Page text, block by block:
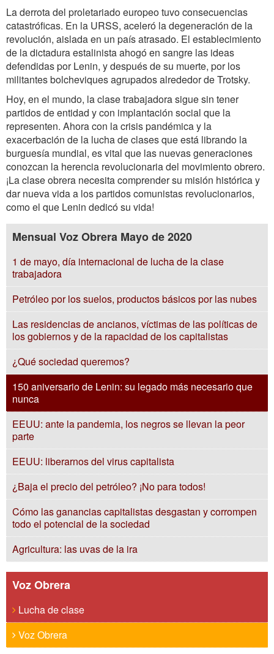
La derrota del proletariado europeo tuvo consecuencias
catastróficas. En la URSS, aceleró la degeneración de la
revolución, aislada en un país atrasado. El establecimiento
de la dictadura estalinista ahogó en sangre las ideas
defendidas por Lenin, y después de su muerte, por los
militantes bolcheviques agrupados alrededor de Trotsky.
Hoy, en el mundo, la clase trabajadora sigue sin tener
partidos de entidad y con implantación social que la
representen. Ahora con la crisis pandémica y la
exacerbación de la lucha de clases que está librando la
burguesía mundial, es vital que las nuevas generaciones
conozcan la herencia revolucionaria del movimiento obrero.
¡La clase obrera necesita comprender su misión histórica y
dar nueva vida a los partidos comunistas revolucionarios,
como el que Lenin dedicó su vida!
Mensual Voz Obrera Mayo de 2020
1 de mayo, día internacional de lucha de la clase
trabajadora
Petróleo por los suelos, productos básicos por las nubes
Las residencias de ancianos, víctimas de las políticas de
los gobiernos y de la rapacidad de los capitalistas
¿Qué sociedad queremos?
150 aniversario de Lenin: su legado más necesario que
nunca
EEUU: ante la pandemia, los negros se llevan la peor
parte
EEUU: liberarnos del virus capitalista
¿Baja el precio del petróleo? ¡No para todos!
Cómo las ganancias capitalistas desgastan y corrompen
todo el potencial de la sociedad
Agricultura: las uvas de la ira
Voz Obrera
Lucha de clase
Voz Obrera